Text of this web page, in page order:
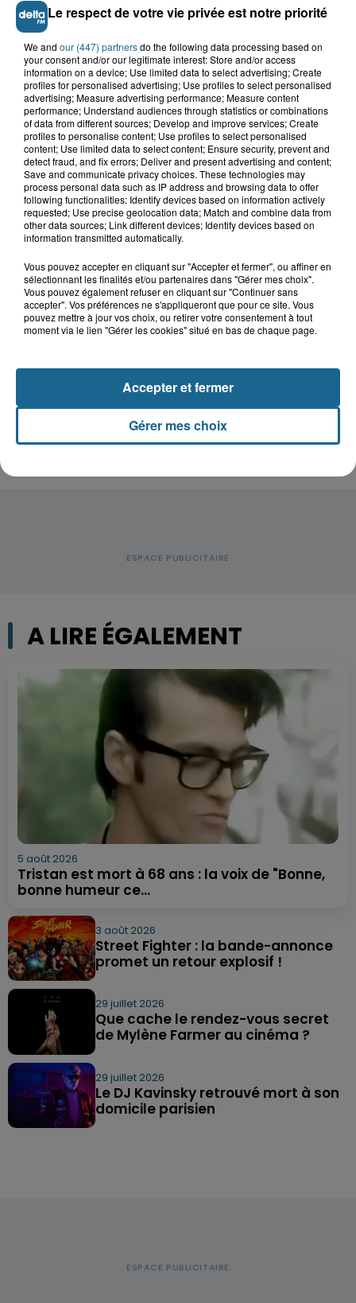
Saint-Omer : un enfant gravement brûlé
après l'explosion d'un jouet...
Hazebrouck : victime d'un accident,
Disparition inquiétante à Cappelle-
la-Grande : Michael, 41 ans...
Accident à Grand-Fort-Philippe : le
conducteur de trottinette...
A LIRE ÉGALEMENT
5 août 2026
Tristan est mort à 68 ans : la voix de "Bonne,
bonne humeur ce...
3 août 2026
Street Fighter : la bande-annonce
promet un retour explosif !
29 juillet 2026
Que cache le rendez-vous secret
de Mylène Farmer au cinéma ?
29 juillet 2026
Le DJ Kavinsky retrouvé mort à son
domicile parisien
Le respect de votre vie privée est notre priorité
We and our (447) partnersdo the following data processing based on
your consent and/or our legitimate interest: Store and/or access
information on a device; Use limited data to select advertising; Create
profiles for personalised advertising; Use profiles to select personalised
advertising; Measure advertising performance; Measure content
performance; Understand audiences through statistics or combinations
of data from different sources; Develop and improve services; Create
profiles to personalise content; Use profiles to select personalised
content; Use limited data to select content; Ensure security, prevent and
detect fraud, and fix errors; Deliver and present advertising and content;
Save and communicate privacy choices. These technologies may
process personal data such as IP address and browsing data to offer
following functionalities: Identify devices based on information actively
requested; Use precise geolocation data; Match and combine data from
other data sources; Link different devices; Identify devices based on
information transmitted automatically.
Vous pouvez accepter en cliquant sur "Accepter et fermer", ou affiner en
sélectionnant les finalités et/ou partenaires dans "Gérer mes choix".
Vous pouvez également refuser en cliquant sur "Continuer sans
accepter". Vos préférences ne s'appliqueront que pour ce site. Vous
pouvez mettre à jour vos choix, ou retirer votre consentement à tout
moment via le lien "Gérer les cookies" situé en bas de chaque page.
Gérer mes choix
Accepter et fermer